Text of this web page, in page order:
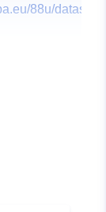
88u/dataset/